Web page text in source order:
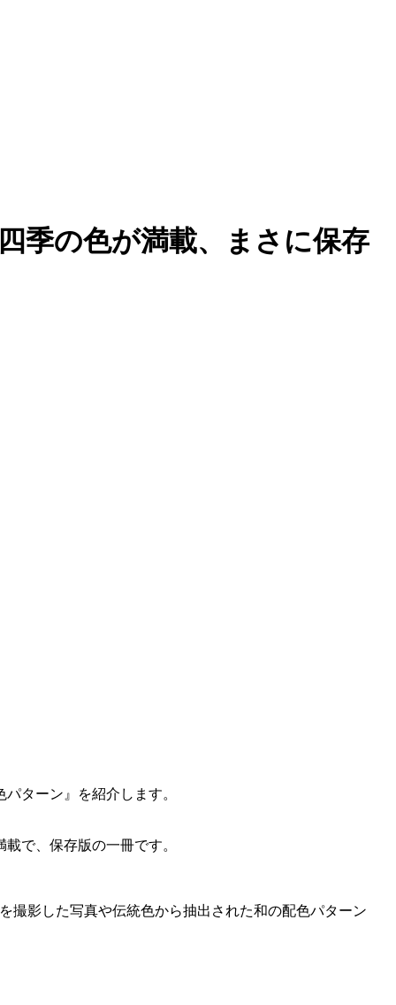
季の色が満載、まさに保存
ターン』を紹介します。
で、保存版の一冊です。
撮影した写真や伝統色から抽出された和の配色パターン